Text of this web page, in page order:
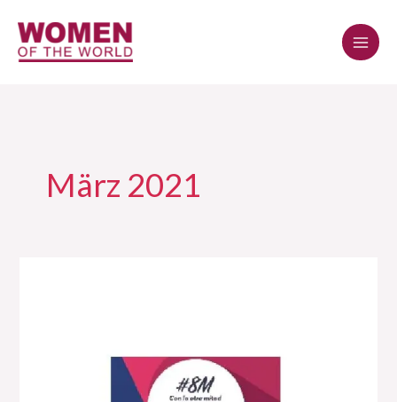
Inhalt
springen
März 2021